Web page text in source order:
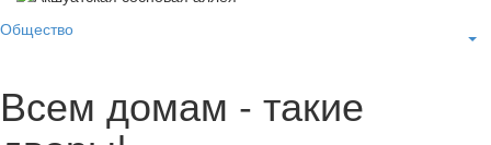
Общество
Всем домам - такие